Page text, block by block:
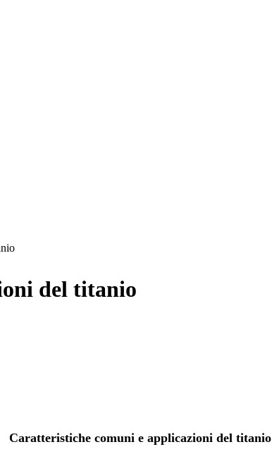
del titanio
Caratteristiche comuni e applicazioni del titanio